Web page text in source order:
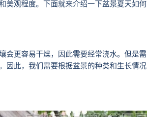
美观程度。下面就来介绍一下盆景夏天如何
会更容易干燥，因此需要经常浇水。但是需
因此，我们需要根据盆景的种类和生长情况